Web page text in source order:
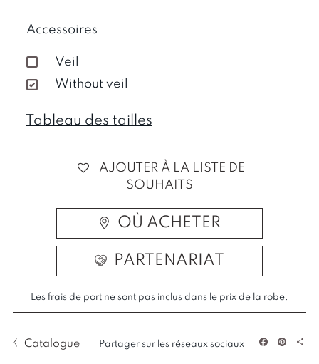
Accessoires
Veil
Without veil
Tableau des tailles
AJOUTER À LA LISTE DE
SOUHAITS
OÙ ACHETER
PARTENARIAT
Les frais de port ne sont pas inclus dans le prix de la robe.
Catalogue Partager sur les réseaux sociaux